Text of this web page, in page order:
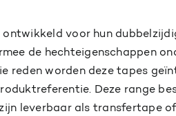
voor hun
de hechteigenschappen
reden worden deze tapes
Deze range
leverbaar als transfertape